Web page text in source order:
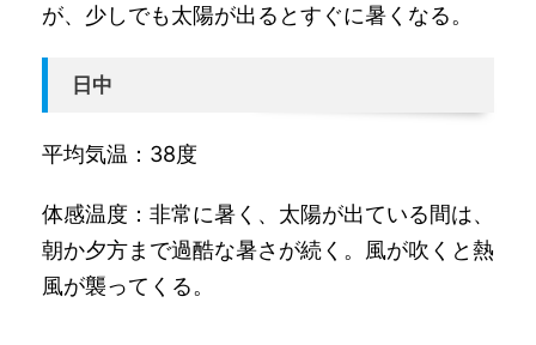
が、少しでも太陽が出るとすぐに暑くなる。
日中
平均気温：38度
体感温度：非常に暑く、太陽が出ている間は、
朝か夕方まで過酷な暑さが続く。風が吹くと熱
風が襲ってくる。